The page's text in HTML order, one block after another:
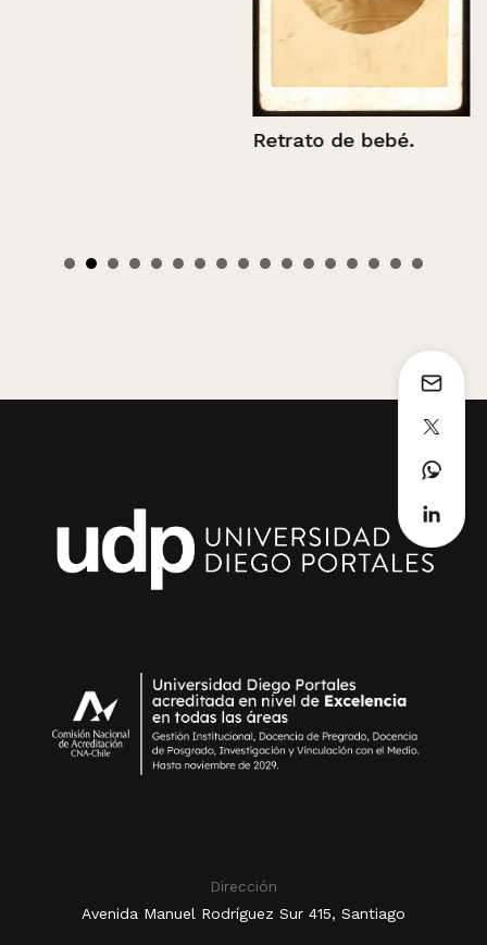
Retrato de bebé.
Dirección
Avenida Manuel Rodríguez Sur 415, Santiago